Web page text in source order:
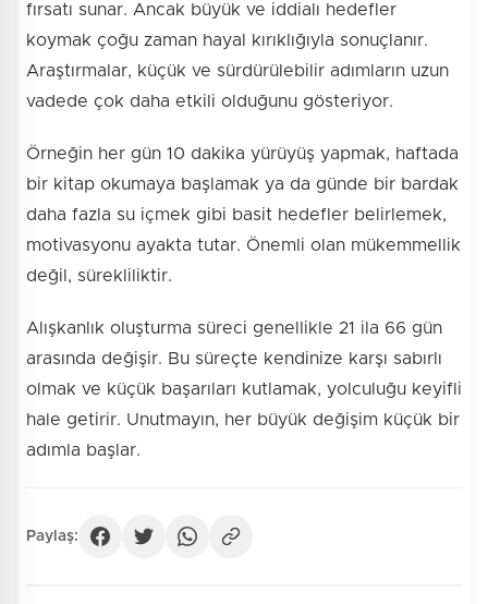
fırsatı sunar. Ancak büyük ve iddialı hedefler
koymak çoğu zaman hayal kırıklığıyla sonuçlanır.
Araştırmalar, küçük ve sürdürülebilir adımların uzun
vadede çok daha etkili olduğunu gösteriyor.
Örneğin her gün 10 dakika yürüyüş yapmak, haftada
bir kitap okumaya başlamak ya da günde bir bardak
daha fazla su içmek gibi basit hedefler belirlemek,
motivasyonu ayakta tutar. Önemli olan mükemmellik
değil, sürekliliktir.
Alışkanlık oluşturma süreci genellikle 21 ila 66 gün
arasında değişir. Bu süreçte kendinize karşı sabırlı
olmak ve küçük başarıları kutlamak, yolculuğu keyifli
hale getirir. Unutmayın, her büyük değişim küçük bir
adımla başlar.
Paylaş: